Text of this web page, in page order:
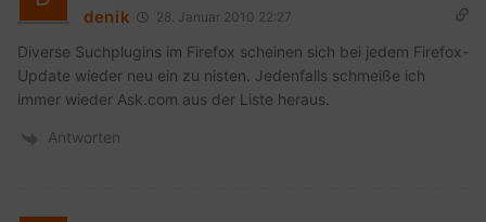
denik 28. Januar 2010 22:27
Diverse Suchplugins im Firefox scheinen sich bei jedem Firefox-
Update wieder neu ein zu nisten. Jedenfalls schmeiße ich
immer wieder Ask.com aus der Liste heraus.
Antworten